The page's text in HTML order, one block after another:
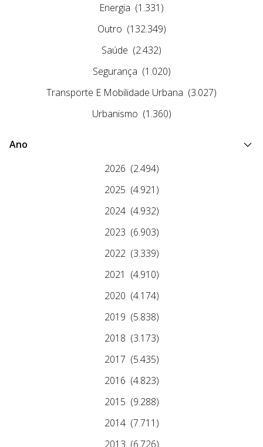
Energia (1.331)
Outro (132.349)
Saúde (2.432)
Segurança (1.020)
Transporte E Mobilidade Urbana (3.027)
Urbanismo (1.360)
Ano
2026 (2.494)
2025 (4.921)
2024 (4.932)
2023 (6.903)
2022 (3.339)
2021 (4.910)
2020 (4.174)
2019 (5.838)
2018 (3.173)
2017 (5.435)
2016 (4.823)
2015 (9.288)
2014 (7.711)
2013 (6.726)